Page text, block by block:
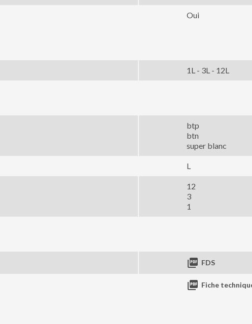
Oui
1L - 3L - 12L
btp
btn
super blanc
L
12
3
1
 FDS
 Fiche